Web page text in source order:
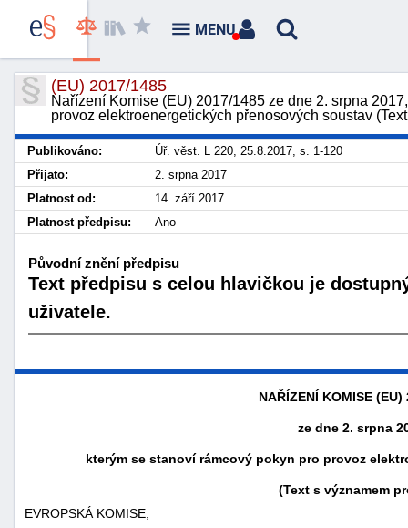
(EU) 2017/1485
Nařízení Komise (EU) 2017/1485 ze dne 2. srpna
provoz elektroenergetických přenosových soustav
Publikováno:
Úř. věst. L 220, 25.8.2017, s. 1-120
Přijato:
2. srpna 2017
Platnost od:
14. září 2017
Platnost předpisu:
Ano
Původní znění předpisu
Text předpisu s celou hlavičkou je
uživatele.
NAŘÍZENÍ KOMISE (EU)
ze dne 2. srpna
kterým se stanoví rámcový pokyn pro provoz
(Text s významem
EVROPSKÁ KOMISE,
MENU